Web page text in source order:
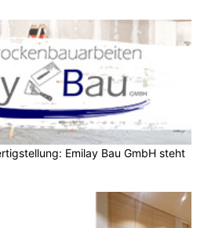
Emilay Bau GmbH steht